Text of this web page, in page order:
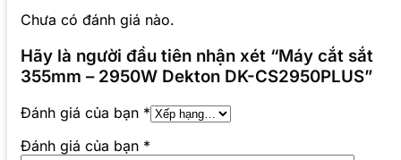
Chưa có đánh giá nào.
Hãy là người đầu tiên nhận xét “Máy cắt sắt
355mm – 2950W Dekton DK-CS2950PLUS”
Đánh giá của bạn *
Đánh giá của bạn *